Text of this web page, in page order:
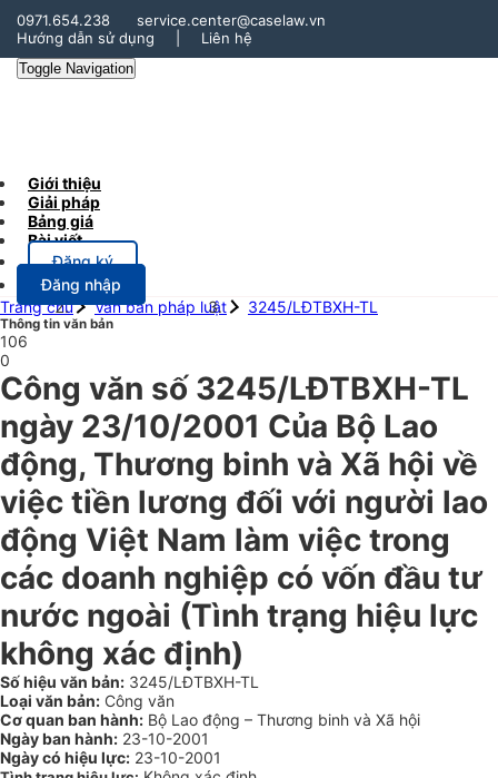
0971.654.238
service.center@caselaw.vn
Hướng dẫn sử dụng
Liên hệ
Toggle Navigation
Giới thiệu
Giải pháp
Bảng giá
Bài viết
Đăng ký
Đăng nhập
Trang chủ
Văn bản pháp luật 3245/LĐTBXH-TL
Thông tin văn bản
106
0
Công văn số 3245/LĐTBXH-TL
ngày 23/10/2001 Của Bộ Lao
động, Thương binh và Xã hội về
việc tiền lương đối với người lao
động Việt Nam làm việc trong
các doanh nghiệp có vốn đầu tư
nước ngoài (Tình trạng hiệu lực
không xác định)
Số hiệu văn bản: 3245/LĐTBXH-TL
Loại văn bản: Công văn
Cơ quan ban hành: Bộ Lao động – Thương binh và Xã hội
Ngày ban hành: 23-10-2001
Ngày có hiệu lực: 23-10-2001